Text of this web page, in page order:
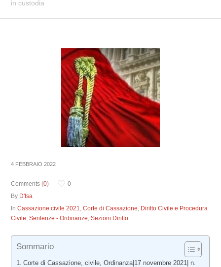
in custodia
4 FEBBRAIO 2022
Comments (0)
0
By D'Isa
InCassazione civile 2021,Corte di Cassazione, Diritto Civile e Procedura
Civile,Sentenze - Ordinanze,Sezioni Diritto
Sommario
Corte di Cassazione, civile, Ordinanza|17 novembre 2021| n.